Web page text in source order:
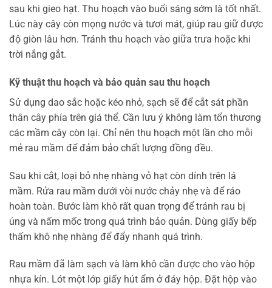
sau khi gieo hạt. Thu hoạch vào buổi sáng sớm là tốt nhất.
Lúc này cây còn mọng nước và tươi mát, giúp rau giữ được
độ giòn lâu hơn. Tránh thu hoạch vào giữa trưa hoặc khi
trời nắng gắt.
Kỹ thuật thu hoạch và bảo quản sau thu hoạch
Sử dụng dao sắc hoặc kéo nhỏ, sạch sẽ để cắt sát phần
thân cây phía trên giá thể. Cần lưu ý không làm tổn thương
các mầm cây còn lại. Chỉ nên thu hoạch một lần cho mỗi
mẻ rau mầm để đảm bảo chất lượng đồng đều.
Sau khi cắt, loại bỏ nhẹ nhàng vỏ hạt còn dính trên lá
mầm. Rửa rau mầm dưới vòi nước chảy nhẹ và để ráo
hoàn toàn. Bước làm khô rất quan trọng để tránh rau bị
úng và nấm mốc trong quá trình bảo quản. Dùng giấy bếp
thấm khô nhẹ nhàng để đẩy nhanh quá trình.
Rau mầm đã làm sạch và làm khô cần được cho vào hộp
nhựa kín. Lót một lớp giấy hút ẩm ở đáy hộp. Đặt hộp vào